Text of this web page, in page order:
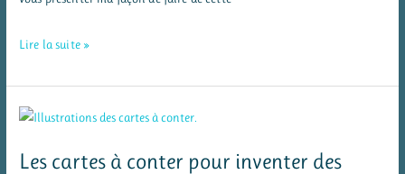
Ma
par
Lire la suite »
Les cartes à conter pour inventer des